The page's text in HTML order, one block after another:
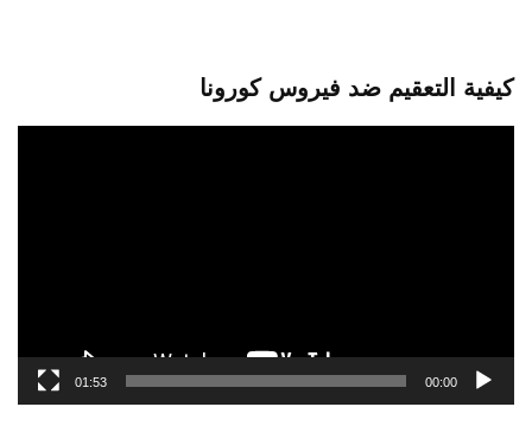
كيفية التعقيم ضد فيروس كورونا
00:00
01:53